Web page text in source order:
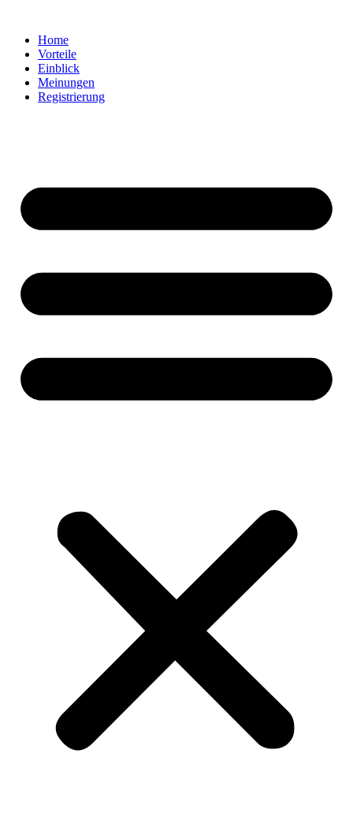
Home
Vorteile
Einblick
Meinungen
Registrierung